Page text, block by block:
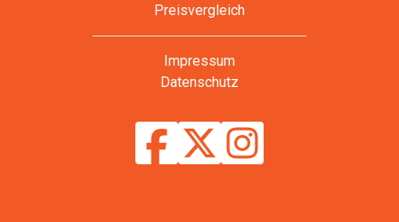
Preisvergleich
Impressum
Datenschutz